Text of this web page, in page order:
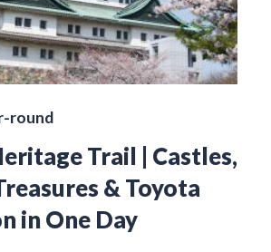
round
Trail | Castles,
& Toyota
in One Day